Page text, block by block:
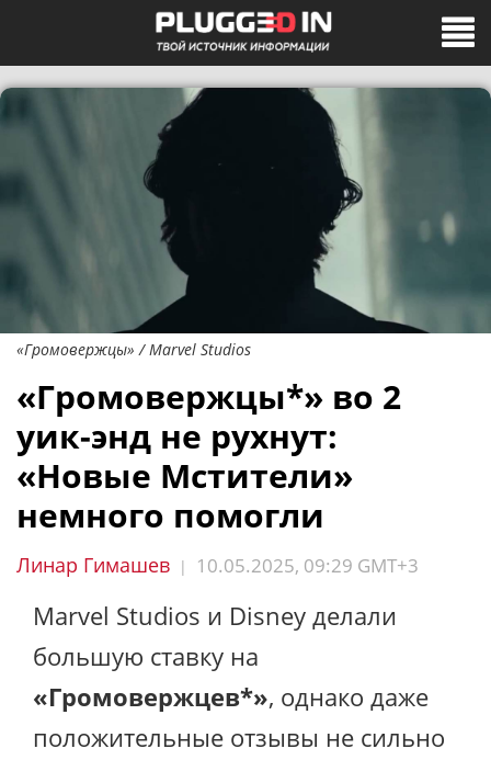
«Громовержцы» / Marvel Studios
«Громовержцы*» во 2
уик-энд не рухнут:
«Новые Мстители»
немного помогли
Линар Гимашев | 10.05.2025, 09:29 GMT+3
Marvel Studios и Disney делали
большую ставку на
«Громовержцев*», однако даже
положительные отзывы не сильно